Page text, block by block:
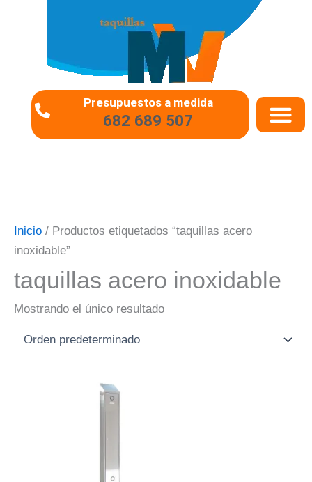
Presupuestos a medida
682 689 507
Inicio / Productos etiquetados “taquillas acero
inoxidable”
taquillas acero inoxidable
Mostrando el único resultado